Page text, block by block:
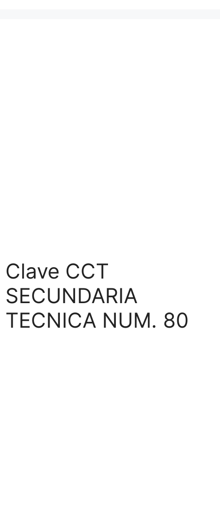
Clave CCT
SECUNDARIA
TECNICA NUM. 80